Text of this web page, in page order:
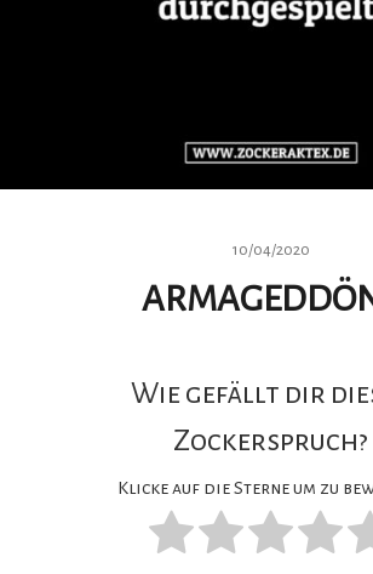
10/04/2020
Wie gefällt dir
Zockerspruch?
Klicke auf die Sterne um zu